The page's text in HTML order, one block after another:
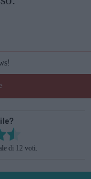
di 12 voti.